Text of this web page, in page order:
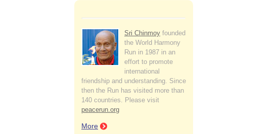
Sri Chinmoy founded
the World Harmony
Run in 1987 in an
effort to promote
international
friendship and understanding. Since
then the Run has visited more than
140 countries. Please visit
peacerun.org
More